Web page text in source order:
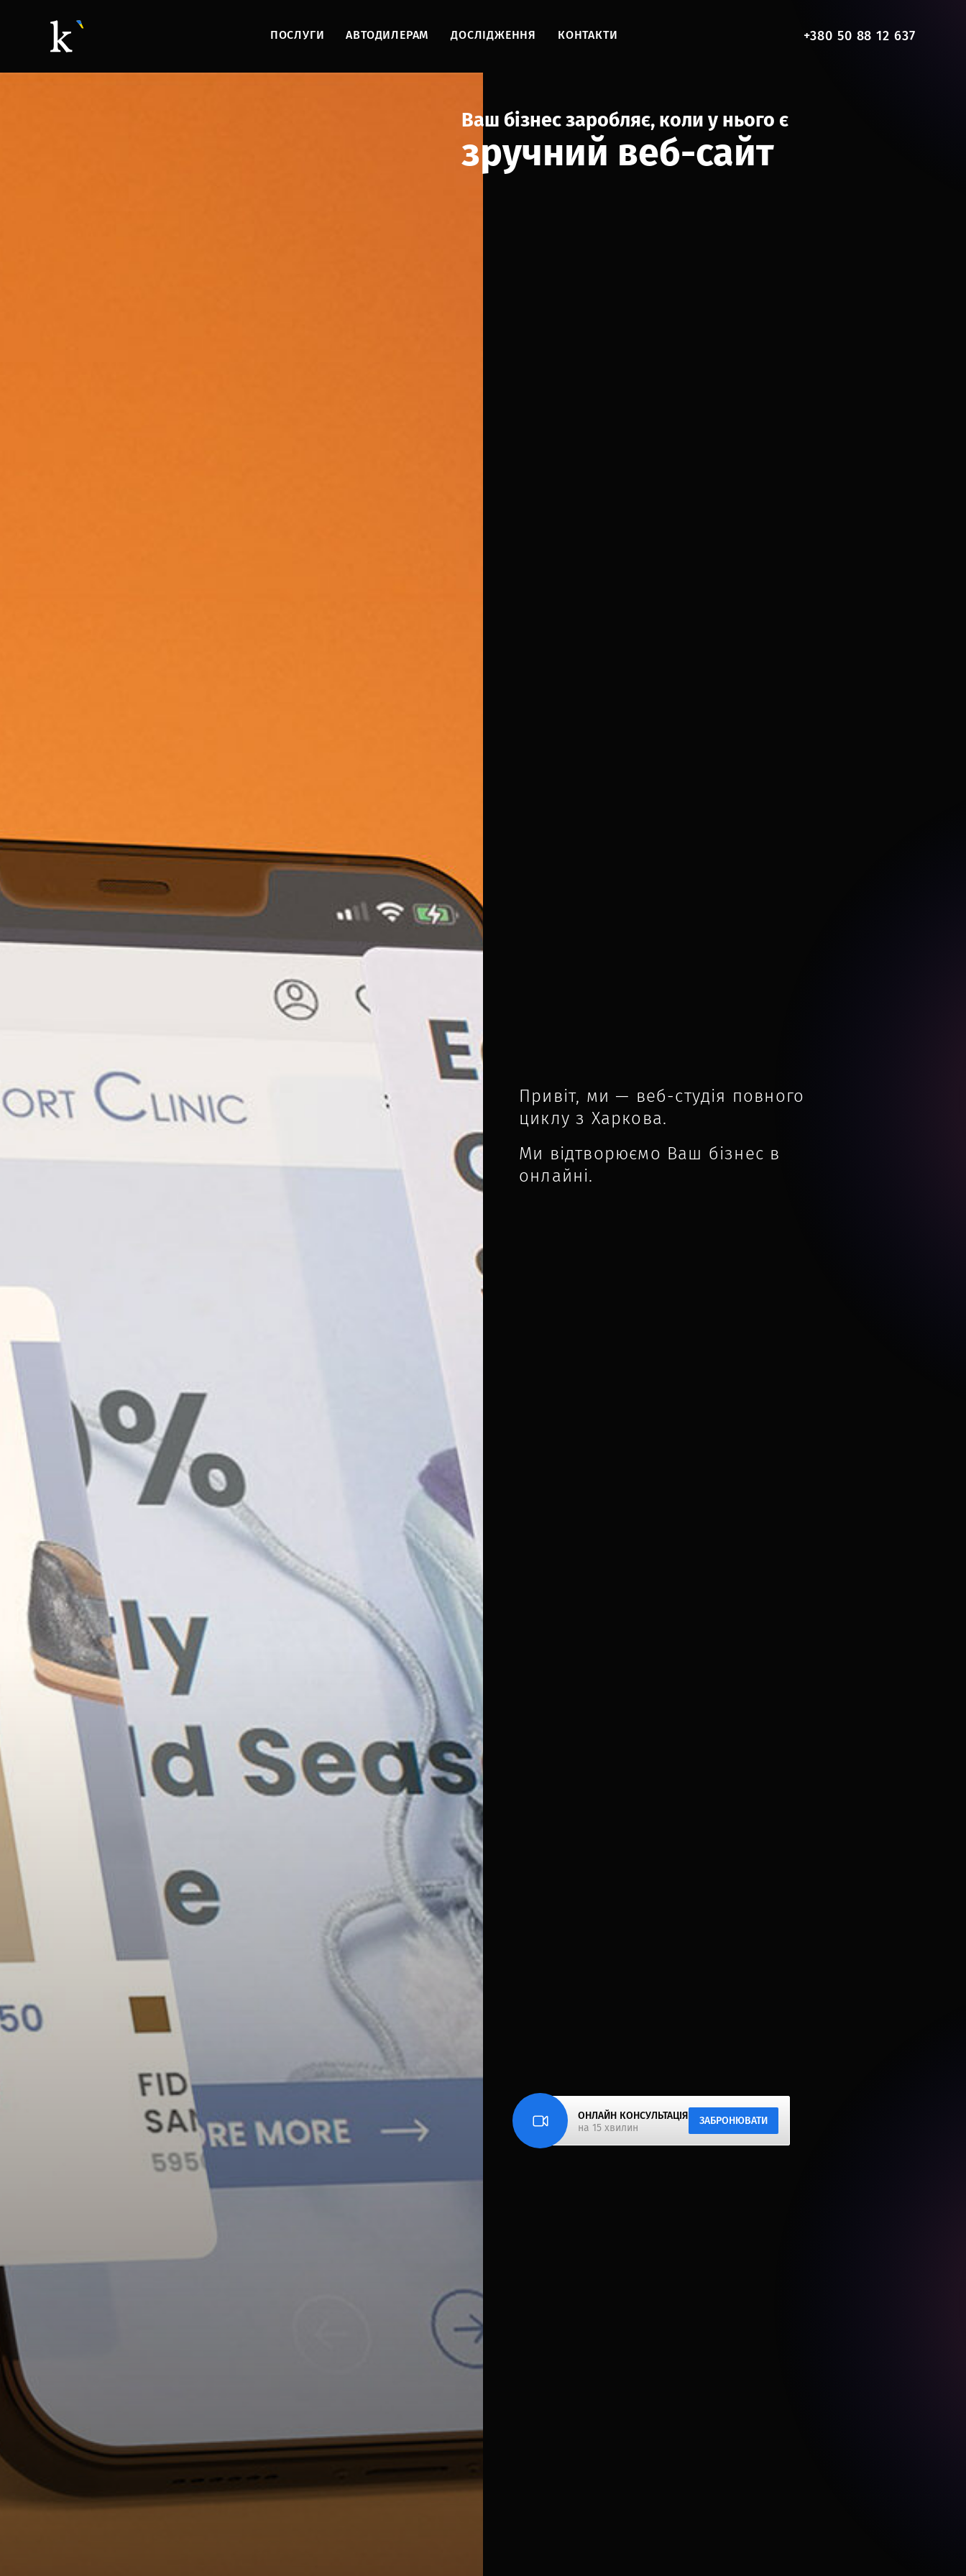
ПОСЛУГИ АВТОДИЛЕРАМ ДОСЛІДЖЕННЯ КОНТАКТИ +380 50 88 12 637
Ваш бізнес заробляє, коли у нього є
зручний веб-
Привіт, ми — веб-студія повного
циклу з Харкова.
Ми відтворюємо Ваш бізнес в
онлайні.
ОНЛАЙН КОНСУЛЬТАЦІЯ
на 15 хвилин
ЗАБРОНЮВАТИ